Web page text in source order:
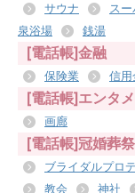
サウナ ス
泉浴場
銭湯
[電話帳]金融
保険業 信
[電話帳]エンタメ
画廊
[電話帳]冠婚葬祭
ブライダルプロ
教会
神社